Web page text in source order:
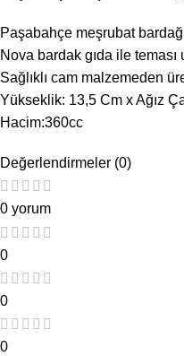
Paşabahçe meşrubat
Nova bardak gıda ile teması
Sağlıklı cam malzemeden
Yükseklik: 13,5 Cm x Ağız
Hacim:360cc
Değerlendirmeler (0)
0 yorum
0
0
0